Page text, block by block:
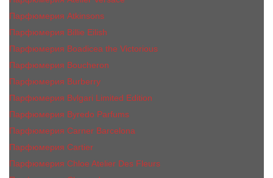
Парфюмерия Atkinsons
Парфюмерия Billie Eilish
Парфюмерия Boadicea the Victorious
Парфюмерия Boucheron
Парфюмерия Burberry
Парфюмерия Bvlgari Limited Edition
Парфюмерия Byredo Parfums
Парфюмерия Carner Barcelona
Парфюмерия Cartier
Парфюмерия Chloe Atelier Des Fleurs